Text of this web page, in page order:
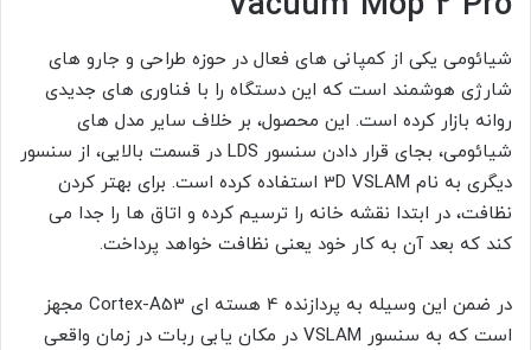
شیائومی یکی از کمپانی های فعال در حوزه طراحی و جارو های
شارژی هوشمند است که این دستگاه را با فناوری های جدیدی
روانه بازار کرده است. این محصول، بر خلاف سایر مدل های
شیائومی، بجای قرار دادن سنسور LDS در قسمت بالایی، از سنسور
دیگری به نام 3D VSLAM استفاده کرده است. برای بهتر کردن
نظافت، در ابتدا نقشه خانه را ترسیم کرده و اتاق ها را جدا می
کند که بعد آن به کار خود یعنی نظافت خواهد پرداخت.
در ضمن این وسیله به پردازنده 4 هسته ای Cortex-A53 مجهز
است که به سنسور VSLAM در مکان یابی ربات در زمان واقعی